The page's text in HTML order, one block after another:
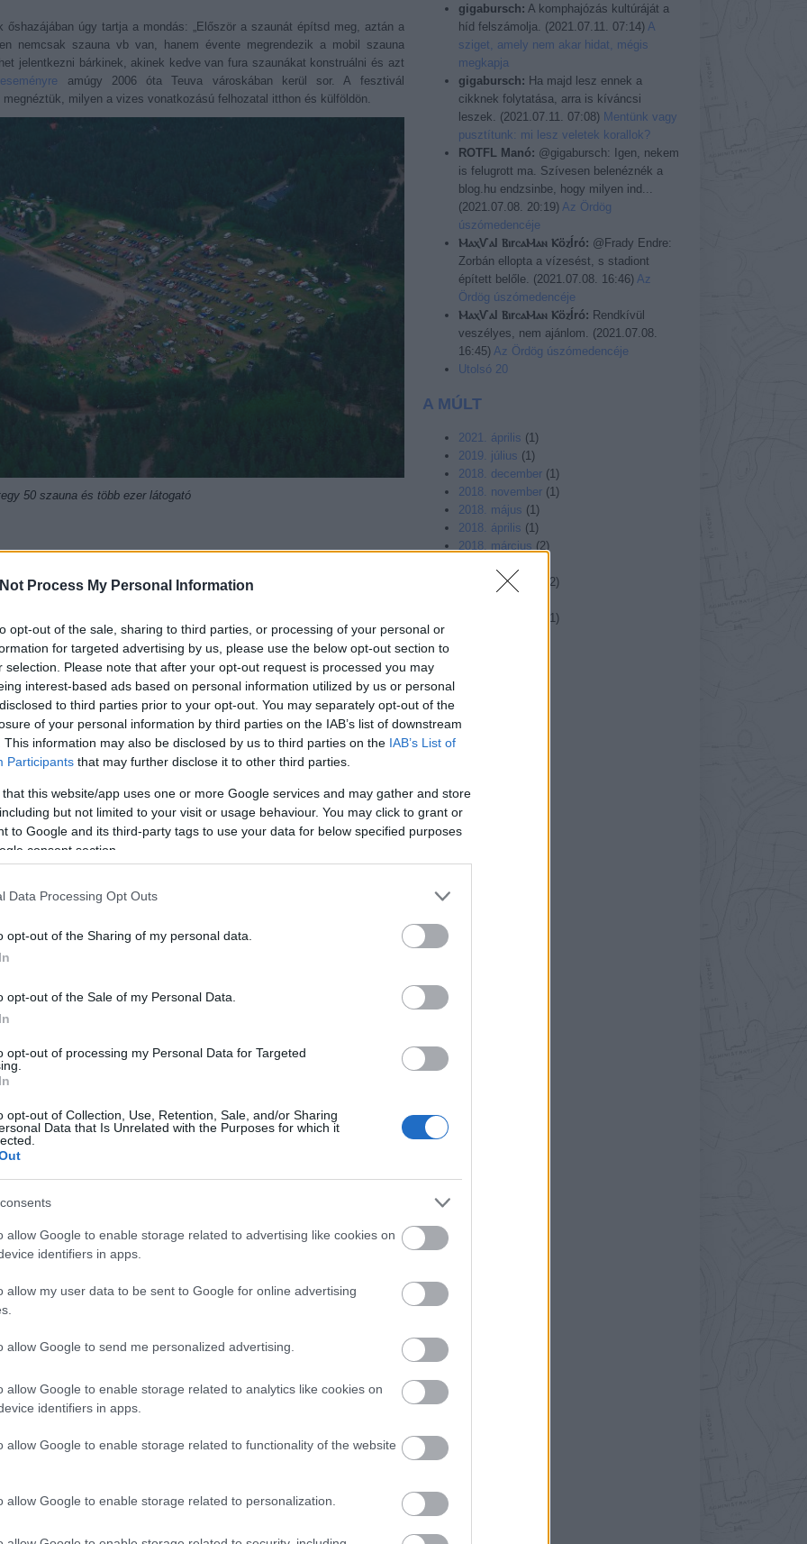
Process My Personal Information
opt-out of the sale, sharing to third parties, or processing of your personal or
for targeted advertising by us, please use the below opt-out section to
selection. Please note that after your opt-out request is processed you may
interest-based ads based on personal information utilized by us or personal
to third parties prior to your opt-out. You may separately opt-out of the
of your personal information by third parties on the IAB’s list of downstream
This information may also be disclosed by us to third parties on the IAB’s List of
Participants that may further disclose it to other third parties.
that this website/app uses one or more Google services and may gather and store
but not limited to your visit or usage behaviour. You may click to grant or
to Google and its third-party tags to use your data for below specified purposes
consent section.
Data Processing Opt Outs
opt-out of the Sharing of my personal data.
opt-out of the Sale of my Personal Data.
opt-out of processing my Personal Data for Targeted
opt-out of Collection, Use, Retention, Sale, and/or Sharing
Data that Is Unrelated with the Purposes for which it
allow Google to enable storage related to advertising like cookies on
identifiers in apps.
allow my user data to be sent to Google for online advertising
allow Google to send me personalized advertising.
allow Google to enable storage related to analytics like cookies on
identifiers in apps.
allow Google to enable storage related to functionality of the website
allow Google to enable storage related to personalization.
gigabursch: A komphajózás kultúráját a
híd felszámolja. (2021.07.11. 07:14) A
sziget, amely nem akar hidat, mégis
megkapja
gigabursch: Ha majd lesz ennek a
cikknek folytatása, arra is kíváncsi
leszek. (2021.07.11. 07:08) Mentünk vagy
pusztítunk: mi lesz veletek korallok?
ROTFL Manó: @gigabursch: Igen, nekem
is felugrott ma. Szívesen belenéznék a
blog.hu endzsinbe, hogy milyen ind...
(2021.07.08. 20:19) Az Ördög
úszómedencéje
ⲘⲁⲭѴⲁl ⲂⲓrⲥⲁⲘⲁⲛ ⲔöⲍÍró: @Frady Endre:
Zorbán ellopta a vízesést, s stadiont
épített belőle. (2021.07.08. 16:46) Az
Ördög úszómedencéje
ⲘⲁⲭѴⲁl ⲂⲓrⲥⲁⲘⲁⲛ ⲔöⲍÍró: Rendkívül
veszélyes, nem ajánlom. (2021.07.08.
16:45) Az Ördög úszómedencéje
Utolsó 20
A MÚLT
2021. április (1)
2019. július (1)
2018. december (1)
2018. november (1)
2018. május (1)
2018. április (1)
2018. március (2)
2017. december
2)
1)
BELÉPÉS
őshazájában úgy tartja a mondás: „Először a szaunát építsd meg, aztán a
nemcsak szauna vb van, hanem évente megrendezik a mobil szauna
jelentkezni bárkinek, akinek kedve van fura szaunákat konstruálni és azt
eseményre amúgy 2006 óta Teuva városkában kerül sor. A fesztivál
milyen a vizes vonatkozású felhozatal itthon és külföldön.
50 szauna és több ezer látogató
összehozni a víz I város I ember szentháromságot. Egy csomó Duna-
a Margit-híd budai hídfőjénél próbálkozhattok március 8-9-én.
úszó közösségi szaunája a
és
Az 5 x 5 méteres kis házikó az Egyes tavon található, télen-
szaunázás